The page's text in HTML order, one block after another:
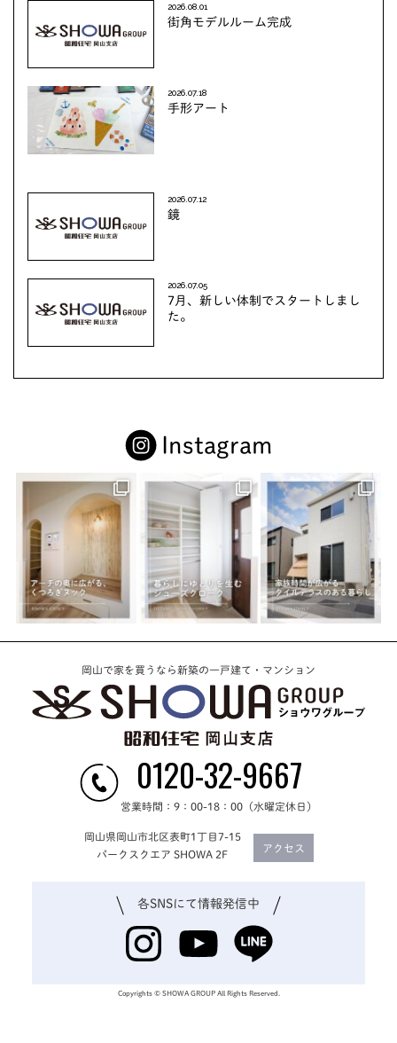
2026.08.01
街角モデルルーム完成
2026.07.18
手形アート
2026.07.12
鏡
2026.07.05
7月、新しい体制でスタートしまし
た。
Instagram
岡山で家を買うなら新築の一戸建て・マンション
0120-32-9667
営業時間：9：00-18：00（水曜定休日）
岡山県岡山市北区表町1丁目7-15
パークスクエア SHOWA 2F
アクセス
各SNSにて情報発信中
Copyrights © SHOWA GROUP All Rights Reserved.